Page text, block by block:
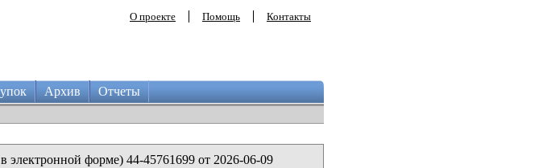
О проекте Помощь Контакты
Архив Отчеты
электронной форме) 44-45761699 от 2026-06-09